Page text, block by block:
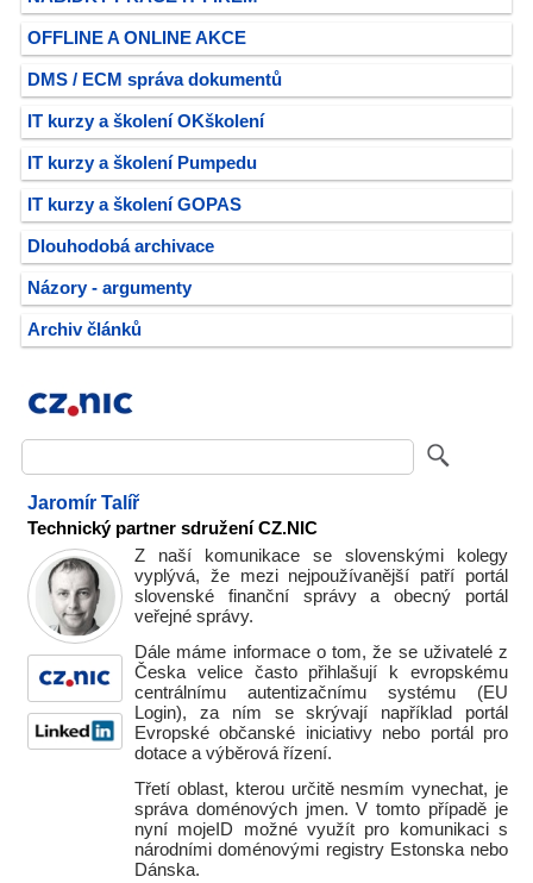
OFFLINE A ONLINE AKCE
DMS / ECM správa dokumentů
IT kurzy a školení OKškolení
IT kurzy a školení Pumpedu
IT kurzy a školení GOPAS
Dlouhodobá archivace
Názory - argumenty
Archiv článků
Jaromír Talíř
Technický partner sdružení CZ.NIC
Z naší komunikace se slovenskými kolegy
vyplývá, že mezi nejpoužívanější patří portál
slovenské finanční správy a obecný portál
veřejné správy.
Dále máme informace o tom, že se uživatelé z
Česka velice často přihlašují k evropskému
centrálnímu autentizačnímu systému (EU
Login), za ním se skrývají například portál
Evropské občanské iniciativy nebo portál pro
dotace a výběrová řízení.
Třetí oblast, kterou určitě nesmím vynechat, je
správa doménových jmen. V tomto případě je
nyní mojeID možné využít pro komunikaci s
národními doménovými registry Estonska nebo
Dánska.